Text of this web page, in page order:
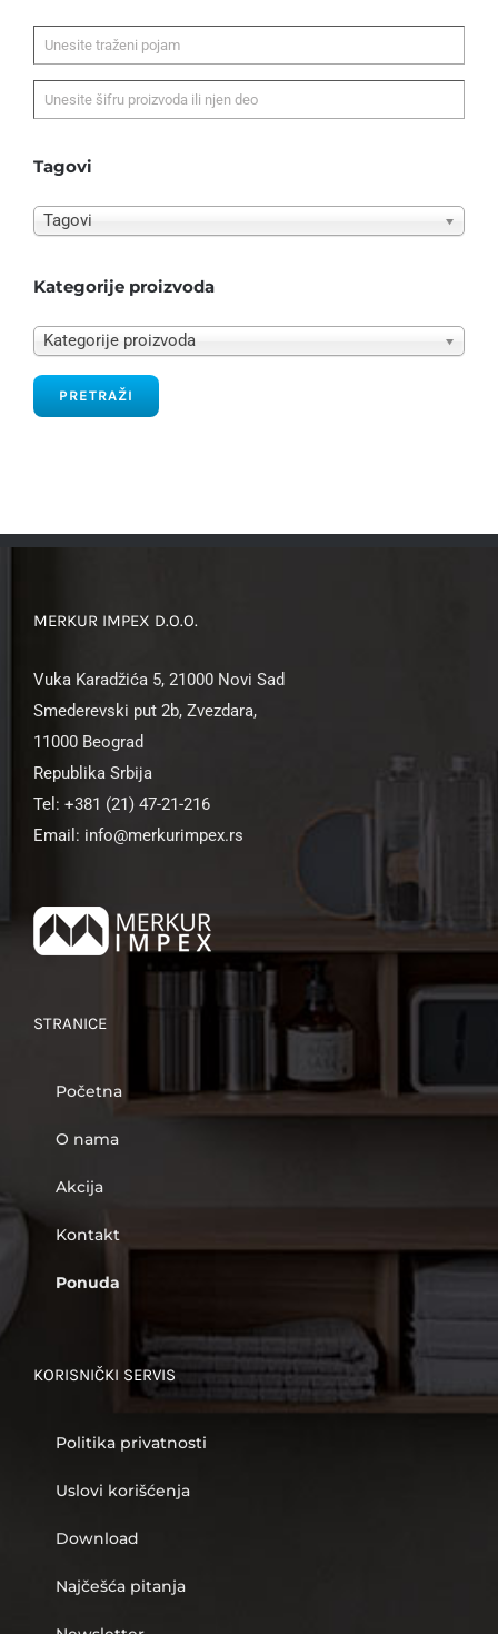
Tagovi
Tagovi
Kategorije proizvoda
Kategorije proizvoda
PRETRAŽI
MERKUR IMPEX D.O.O.
Vuka Karadžića 5, 21000 Novi Sad
Smederevski put 2b, Zvezdara,
11000 Beograd
Republika Srbija
Tel: +381 (21) 47-21-216
Email: info@merkurimpex.rs
STRANICE
Početna
O nama
Akcija
Kontakt
Ponuda
KORISNIČKI SERVIS
Politika privatnosti
Uslovi korišćenja
Download
Najčešća pitanja